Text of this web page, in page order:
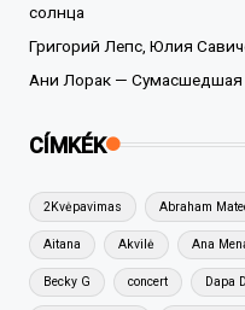
солнца
Григорий Лепс, Юлия
Ани Лорак — Сумасшедшая
CÍMKÉK
2Kvėpavimas Abraham
Aitana Akvilė Ana
Becky G concert Dapa